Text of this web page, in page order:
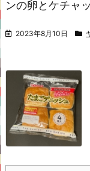
ンの卵とケチャ
2023年8月10日